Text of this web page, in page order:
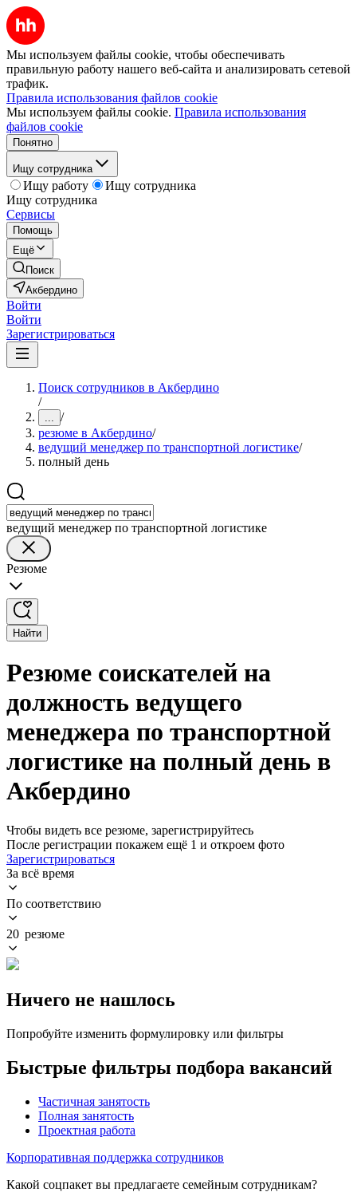
Мы используем файлы cookie, чтобы обеспечивать
правильную работу нашего веб-сайта и анализировать сетевой
трафик.
Правила использования файлов cookie
Мы используем файлы cookie. Правила использования
файлов cookie
Понятно
Ищу сотрудника
Ищу работу
Ищу сотрудника
Ищу сотрудника
Сервисы
Помощь
Ещё
Поиск
Акбердино
Войти
Войти
Зарегистрироваться
Поиск сотрудников в Акбердино
/
... /
резюме в Акбердино/
ведущий менеджер по транспортной логистике/
полный день
ведущий менеджер по транспортной логистике
Резюме
Найти
Резюме соискателей на
должность ведущего
менеджера по транспортной
логистике на полный день в
Акбердино
Чтобы видеть все резюме, зарегистрируйтесь
После регистрации покажем ещё 1 и откроем фото
Зарегистрироваться
За всё время
По соответствию
20 резюме
Ничего не нашлось
Попробуйте изменить формулировку или фильтры
Быстрые фильтры подбора вакансий
Частичная занятость
Полная занятость
Проектная работа
Корпоративная поддержка сотрудников
Какой соцпакет вы предлагаете семейным сотрудникам?